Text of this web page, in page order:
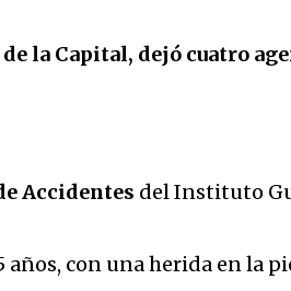
la Capital, dejó cuatro
Accidentes del Instituto
años, con una herida en la